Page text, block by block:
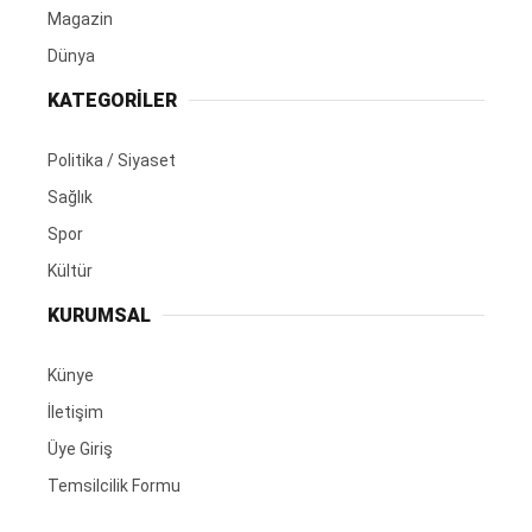
Magazin
Dünya
KATEGORİLER
Politika / Siyaset
Sağlık
Spor
Kültür
KURUMSAL
Künye
İletişim
Üye Giriş
Temsilcilik Formu